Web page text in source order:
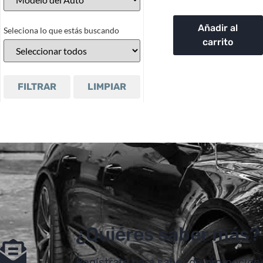
Seleciona lo que estás buscando
FILTRAR LIMPIAR
Añadir al
carrito
¿Quiéres saber más?